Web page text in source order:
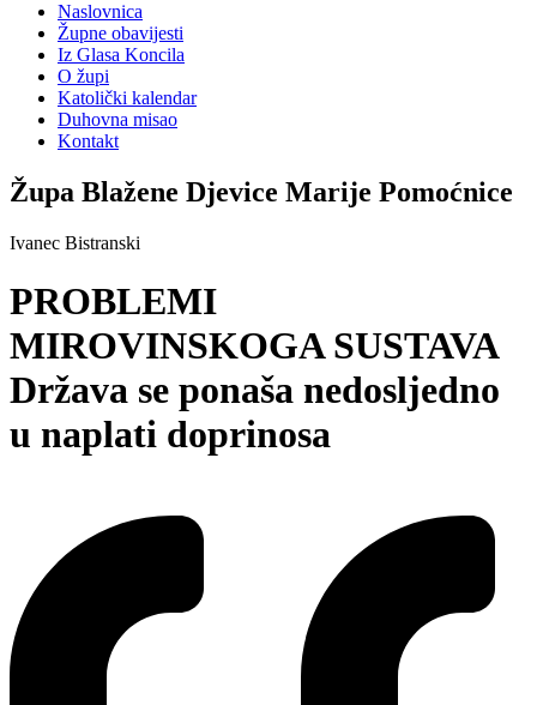
Naslovnica
Župne obavijesti
Iz Glasa Koncila
O župi
Katolički kalendar
Duhovna misao
Kontakt
Župa Blažene Djevice Marije Pomoćnice
Ivanec Bistranski
PROBLEMI
MIROVINSKOGA SUSTAVA
Država se ponaša nedosljedno
u naplati doprinosa